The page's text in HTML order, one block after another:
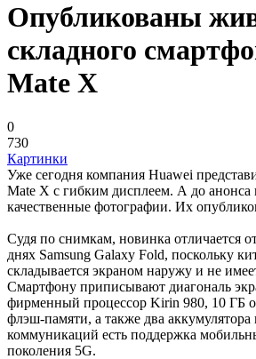
Опубликованы
складного
Mate X
0
730
Картинки
Уже сегодня компания Huawei
Mate X с гибким дисплеем. А до анонса
качественные фотографии. Их
Судя по снимкам, новинка отличается
днях Samsung Galaxy Fold, поскольку
складывается экраном наружу и не
Смартфону приписывают диагональ
фирменный процессор Kirin 980, 10 ГБ
флэш-памяти, а также два
коммуникаций есть поддержка
поколения 5G.